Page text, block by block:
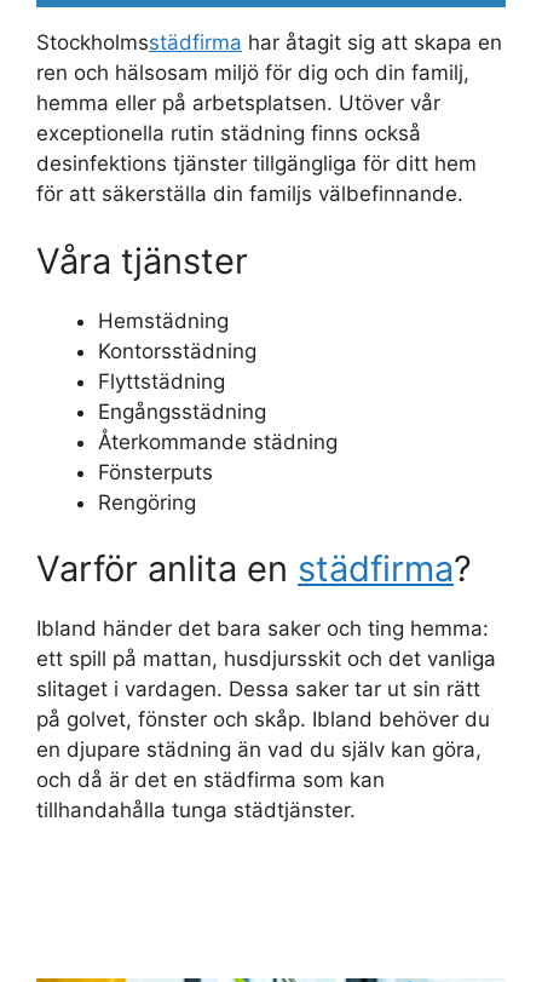
Stockholmsstädfirma har åtagit sig att skapa en
ren och hälsosam miljö för dig och din familj,
hemma eller på arbetsplatsen. Utöver vår
exceptionella rutin städning finns också
desinfektions tjänster tillgängliga för ditt hem
för att säkerställa din familjs välbefinnande.
Våra tjänster
Hemstädning
Kontorsstädning
Flyttstädning
Engångsstädning
Återkommande städning
Fönsterputs
Rengöring
Varför anlita en städfirma?
Ibland händer det bara saker och ting hemma:
ett spill på mattan, husdjursskit och det vanliga
slitaget i vardagen. Dessa saker tar ut sin rätt
på golvet, fönster och skåp. Ibland behöver du
en djupare städning än vad du själv kan göra,
och då är det en städfirma som kan
tillhandahålla tunga städtjänster.